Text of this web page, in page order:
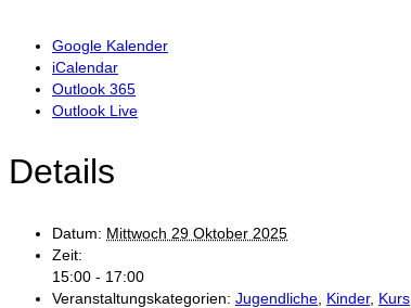
Google Kalender
iCalendar
Outlook 365
Outlook Live
Details
Datum: Mittwoch 29 Oktober 2025
Zeit:
15:00 - 17:00
Veranstaltungskategorien: Jugendliche Kinder, Kurs